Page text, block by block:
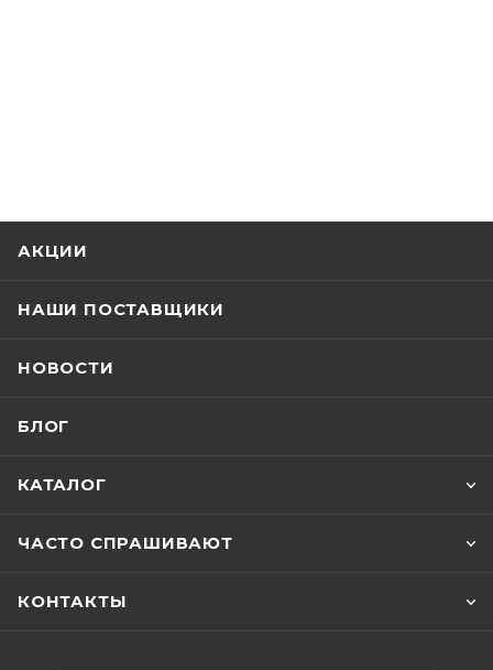
АКЦИИ
НАШИ ПОСТАВЩИКИ
НОВОСТИ
БЛОГ
КАТАЛОГ
ЧАСТО СПРАШИВАЮТ
КОНТАКТЫ